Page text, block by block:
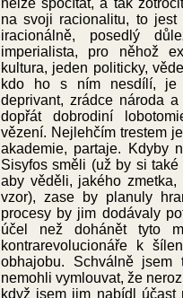
nelze spočítat, a tak
na svoji racionalitu, to jest
iracionálně, posedlý
imperialista, pro něhož
kultura, jeden politicky,
kdo ho s ním nesdílí, je
deprivant, zrádce národa
dopřát dobrodiní
vězení. Nejlehčím trestem
akademie, partaje. Kdyby
Sisyfos směli (už by si
aby věděli, jakého
vzor), zase by planuly
procesy by jim dodávaly
účel než dohánět tyto
kontrarevolucionáře k
obhajobu. Schválně
nemohli vymlouvat, že
když jsem jim nabídl